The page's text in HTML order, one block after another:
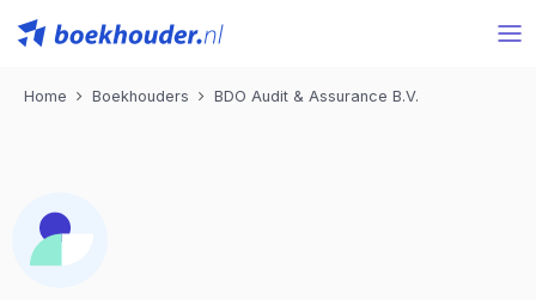
Home Boekhouders BDO Audit & Assurance B.V.